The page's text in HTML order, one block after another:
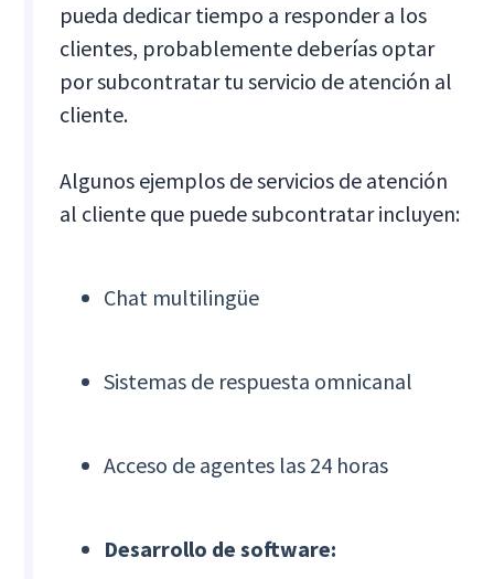
pueda dedicar tiempo a responder a los
clientes, probablemente deberías optar
por subcontratar tu servicio de atención al
cliente.
Algunos ejemplos de servicios de atención
al cliente que puede subcontratar incluyen:
Chat multilingüe
Sistemas de respuesta omnicanal
Acceso de agentes las 24 horas
Desarrollo de software: